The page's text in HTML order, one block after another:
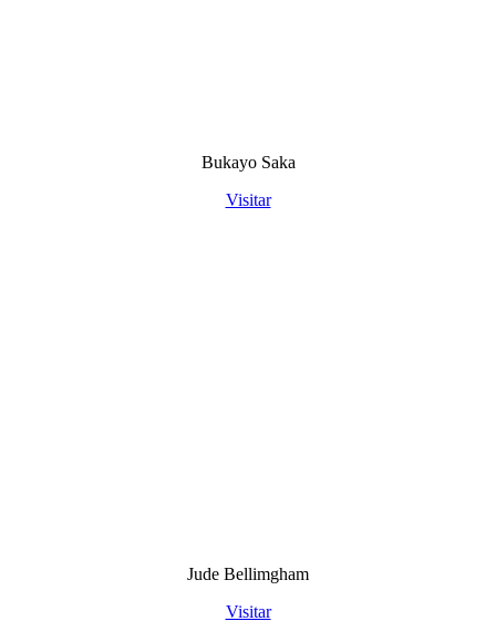
Bukayo Saka
Visitar
Jude Bellimgham​
Visitar